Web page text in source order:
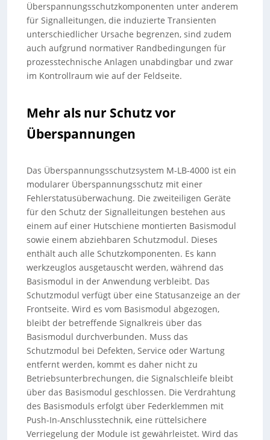
Überspannungsschutzkomponenten unter anderem
für Signalleitungen, die induzierte Transienten
unterschiedlicher Ursache begrenzen, sind zudem
auch aufgrund normativer Randbedingungen für
prozesstechnische Anlagen unabdingbar und zwar
im Kontrollraum wie auf der Feldseite.
Mehr als nur Schutz vor
Überspannungen
Das Überspannungsschutzsystem M-LB-4000 ist ein
modularer Überspannungsschutz mit einer
Fehlerstatusüberwachung. Die zweiteiligen Geräte
für den Schutz der Signalleitungen bestehen aus
einem auf einer Hutschiene montierten Basismodul
sowie einem abziehbaren Schutzmodul. Dieses
enthält auch alle Schutzkomponenten. Es kann
werkzeuglos ausgetauscht werden, während das
Basismodul in der Anwendung verbleibt. Das
Schutzmodul verfügt über eine Statusanzeige an der
Frontseite. Wird es vom Basismodul abgezogen,
bleibt der betreffende Signalkreis über das
Basismodul durchverbunden. Muss das
Schutzmodul bei Defekten, Service oder Wartung
entfernt werden, kommt es daher nicht zu
Betriebsunterbrechungen, die Signalschleife bleibt
über das Basismodul geschlossen. Die Verdrahtung
des Basismoduls erfolgt über Federklemmen mit
Push-In-Anschlusstechnik, eine rüttelsichere
Verriegelung der Module ist gewährleistet. Wird das